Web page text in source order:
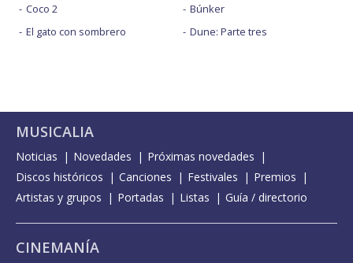
Coco 2
El gato con sombrero
Búnker
Dune: Parte tres
MUSICALIA
Noticias Novedades
Próximas novedades
Discos históricos
Canciones Festivales
Premios
Artistas y grupos
Portadas Listas Guía / directorio
CINEMANÍA